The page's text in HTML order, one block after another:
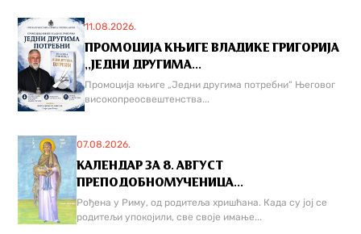
11.08.2026.
ПРОМОЦИЈА КЊИГЕ ВЛАДИКЕ ГРИГОРИЈА
,,ЈЕДНИ ДРУГИМА...
Промоција књиге „Једни другима потребни“ Његовог
високопреосвештенства...
07.08.2026.
КАЛЕНДАР ЗА 8. АВГУСТ
ПРЕПОДОБНОМУЧЕНИЦА...
Рођена у Риму, од родитеља хришћана. Када су јој се
родитељи упокојили, све своје имање...